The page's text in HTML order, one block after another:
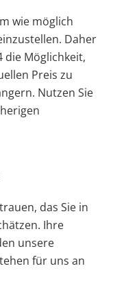
wie möglich
Daher
die Möglichkeit,
Preis zu
Nutzen Sie
das Sie in
Ihre
unsere
für uns an